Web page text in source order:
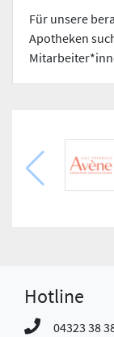
Für unsere
Apotheken
Hotline
04323 38